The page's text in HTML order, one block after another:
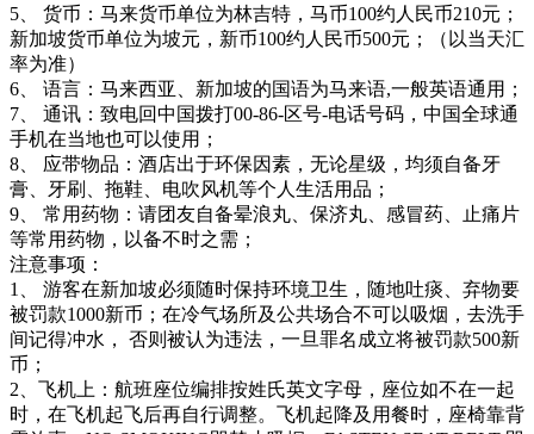
5、 货币：马来货币单位为林吉特，马币100约人民币210元；
新加坡货币单位为坡元，新币100约人民币500元；（以当天汇
率为准）
6、 语言：马来西亚、新加坡的国语为马来语,一般英语通用；
7、 通讯：致电回中国拨打00-86-区号-电话号码，中国全球通
手机在当地也可以使用；
8、 应带物品：酒店出于环保因素，无论星级，均须自备牙
膏、牙刷、拖鞋、电吹风机等个人生活用品；
9、 常用药物：请团友自备晕浪丸、保济丸、感冒药、止痛片
等常用药物，以备不时之需；
注意事项：
1、 游客在新加坡必须随时保持环境卫生，随地吐痰、弃物要
被罚款1000新币；在冷气场所及公共场合不可以吸烟，去洗手
间记得冲水， 否则被认为违法，一旦罪名成立将被罚款500新
币；
2、飞机上：航班座位编排按姓氏英文字母，座位如不在一起
时，在飞机起飞后再自行调整。飞机起降及用餐时，座椅靠背